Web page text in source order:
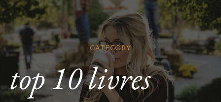
CATEGORY
top 10 livres